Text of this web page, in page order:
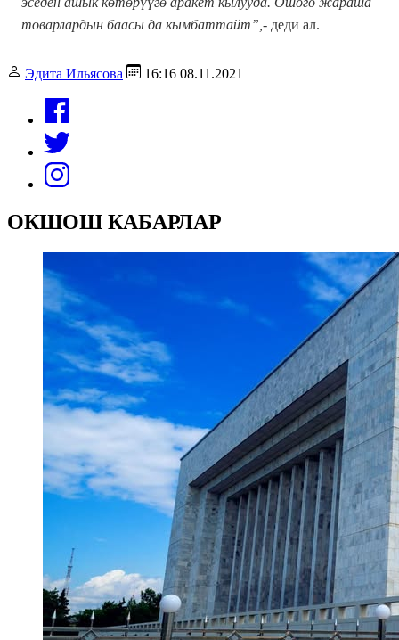
товарлардын баасы да кымбаттайт”,- деди ал.
Эдита Ильясова 16:16 08.11.2021
ОКШОШ КАБАРЛАР